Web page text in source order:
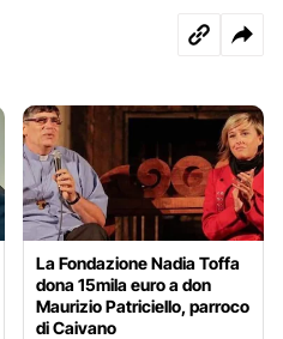
La Fondazione Nadia Toffa
dona 15mila euro a don
Maurizio Patriciello, parroco
di Caivano